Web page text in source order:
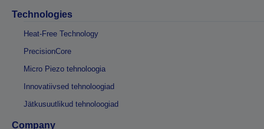
Technologies
Heat-Free Technology
PrecisionCore
Micro Piezo tehnoloogia
Innovatiivsed tehnoloogiad
Jätkusuutlikud tehnoloogiad
Company